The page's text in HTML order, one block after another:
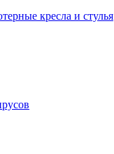
кресла и стулья